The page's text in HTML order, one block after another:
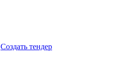
Создать тендер